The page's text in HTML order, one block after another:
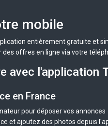
mobile
entièrement gratuite et
offres en ligne via votre
avec l'application
en France
pour déposer vos annonces
et ajoutez des photos depuis